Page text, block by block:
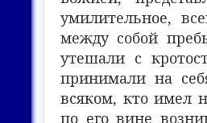
умилительное,
между собой
утешали с
принимали на
всяком, кто имел
по его вине